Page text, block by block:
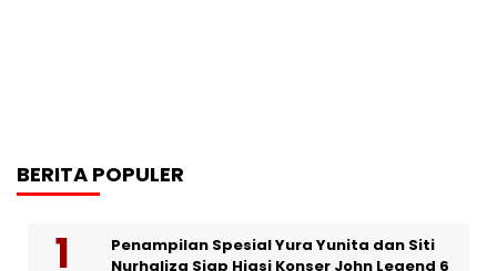
BERITA POPULER
Penampilan Spesial Yura Yunita dan Siti
Nurhaliza Siap Hiasi Konser John Legend 6